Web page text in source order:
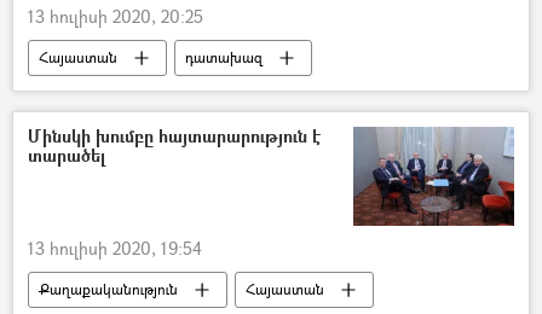
13 հուլիսի 2020, 20:25
Հայաստան
դատախազ
ՀՀ դատախազություն
Մինսկի խումբը հայտարարություն է
տարածել
13 հուլիսի 2020, 19:54
Քաղաքականություն
Հայաստան